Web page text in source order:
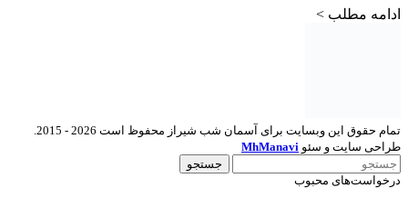
ادامه مطلب >
طراحی سایت و سئو MhManavi
جستجو
درخواست‌های محبوب